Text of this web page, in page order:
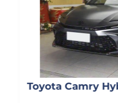
Toyota Camry